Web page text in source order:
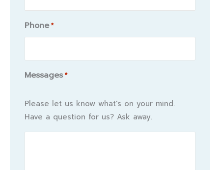
Phone *
Messages *
Please let us know what's on your mind.
Have a question for us? Ask away.